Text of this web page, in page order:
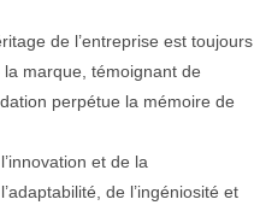
de l’entreprise est toujours
marque, témoignant de
perpétue la mémoire de
et de la
de l’ingéniosité et